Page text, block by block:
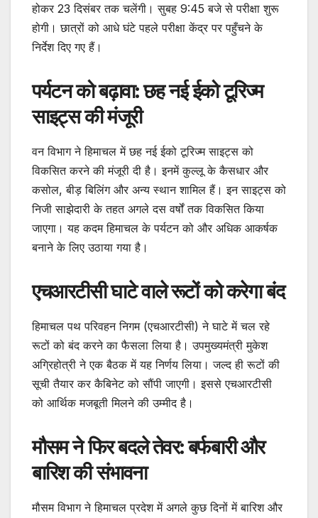
होकर 23 दिसंबर तक चलेंगी। सुबह 9:45 बजे से परीक्षा शुरू
होगी। छात्रों को आधे घंटे पहले परीक्षा केंद्र पर पहुँचने के
निर्देश दिए गए हैं।
पर्यटन को बढ़ावा: छह नई ईको टूरिज्म
साइट्स की मंजूरी
वन विभाग ने हिमाचल में छह नई ईको टूरिज्म साइट्स को
विकसित करने की मंजूरी दी है। इनमें कुल्लू के कैसधार और
कसोल, बीड़ बिलिंग और अन्य स्थान शामिल हैं। इन साइट्स को
निजी साझेदारी के तहत अगले दस वर्षों तक विकसित किया
जाएगा। यह कदम हिमाचल के पर्यटन को और अधिक आकर्षक
बनाने के लिए उठाया गया है।
एचआरटीसी घाटे वाले रूटों को करेगा बंद
हिमाचल पथ परिवहन निगम (एचआरटीसी) ने घाटे में चल रहे
रूटों को बंद करने का फैसला लिया है। उपमुख्यमंत्री मुकेश
अग्रिहोत्री ने एक बैठक में यह निर्णय लिया। जल्द ही रूटों की
सूची तैयार कर कैबिनेट को सौंपी जाएगी। इससे एचआरटीसी
को आर्थिक मजबूती मिलने की उम्मीद है।
मौसम ने फिर बदले तेवर: बर्फबारी और
बारिश की संभावना
मौसम विभाग ने हिमाचल प्रदेश में अगले कुछ दिनों में बारिश और